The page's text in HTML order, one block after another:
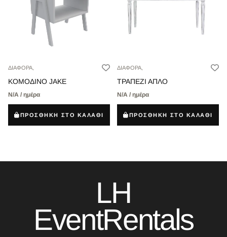
ΔΙΑΦΟΡΑ,
ΚΟΜΟΔΙΝΟ JAKE
Ν/Α / ημέρα
ΠΡΟΣΘΗΚΗ ΣΤΟ ΚΑΛΑΘΙ
ΔΙΑΦΟΡΑ,
ΤΡΑΠΕΖΙ ΑΠΛΟ
Ν/Α / ημέρα
ΠΡΟΣΘΗΚΗ ΣΤΟ ΚΑΛΑΘΙ
LH
EventRentals